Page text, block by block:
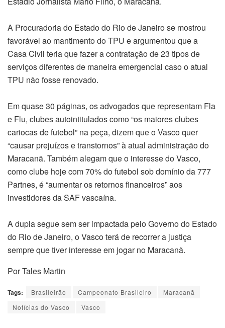
A Procuradoria do Estado do Rio de Janeiro se mostrou
favorável ao mantimento do TPU e argumentou que a
Casa Civil teria que fazer a contratação de 23 tipos de
serviços diferentes de maneira emergencial caso o atual
TPU não fosse renovado.
Em quase 30 páginas, os advogados que representam Fla
e Flu, clubes autointitulados como “os maiores clubes
cariocas de futebol” na peça, dizem que o Vasco quer
“causar prejuízos e transtornos” à atual administração do
Maracanã. Também alegam que o interesse do Vasco,
como clube hoje com 70% do futebol sob domínio da 777
Partnes, é “aumentar os retornos financeiros” aos
investidores da SAF vascaína.
A dupla segue sem ser impactada pelo Governo do Estado
do Rio de Janeiro, o Vasco terá de recorrer a justiça
sempre que tiver interesse em jogar no Maracanã.
Por Tales Martin
Tags: Brasileirão Campeonato Brasileiro
Maracanã
Notícias do Vasco
Vasco